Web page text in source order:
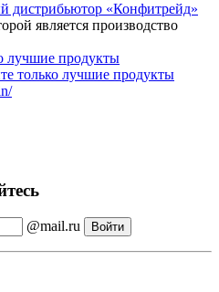
«Конфитрейд»
является производство
только лучшие продукты
@mail.ru